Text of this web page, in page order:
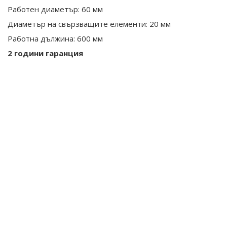
Работен диаметър: 60 мм
Диаметър на свързващите елементи: 20 мм
Работна дължина: 600 мм
2 години гаранция